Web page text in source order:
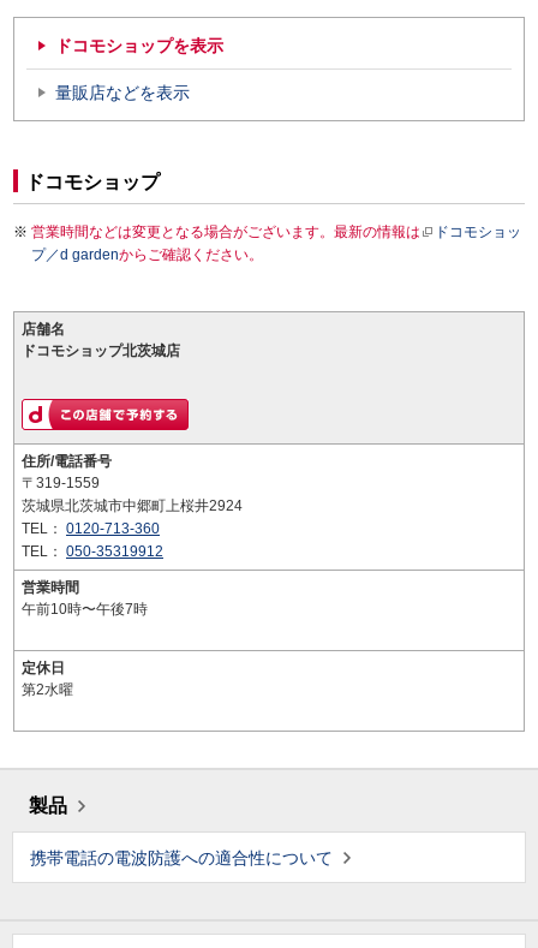
ドコモショップを表示
量販店などを表示
ドコモショップ
営業時間などは変更となる場合がございます。最新の情報は
ドコモショッ
プ／d gardenからご確認ください。
店舗名
ドコモショップ北茨城店
住所/電話番号
〒319-1559
茨城県北茨城市中郷町上桜井2924
TEL： 0120-713-360
TEL： 050-35319912
営業時間
午前10時〜午後7時
定休日
第2水曜
製品
携帯電話の電波防護への適合性について